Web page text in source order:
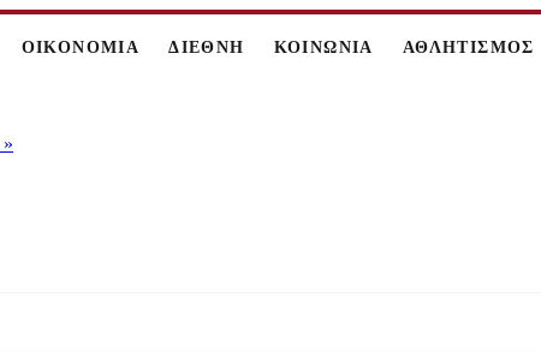
ΟΙΚΟΝΟΜΙΑ ΔΙΕΘΝΗ ΚΟΙΝΩΝΙΑ ΑΘΛΗΤΙΣΜΟΣ
»